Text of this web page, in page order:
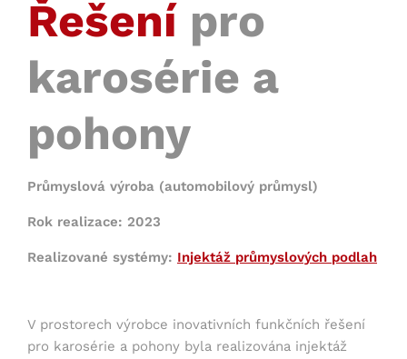
Řešení pro
karosérie a
pohony
Průmyslová výroba (automobilový průmysl)
Rok realizace: 2023
Realizované systémy: Injektáž průmyslových podlah
V prostorech výrobce inovativních funkčních řešení
pro karosérie a pohony byla realizována injektáž